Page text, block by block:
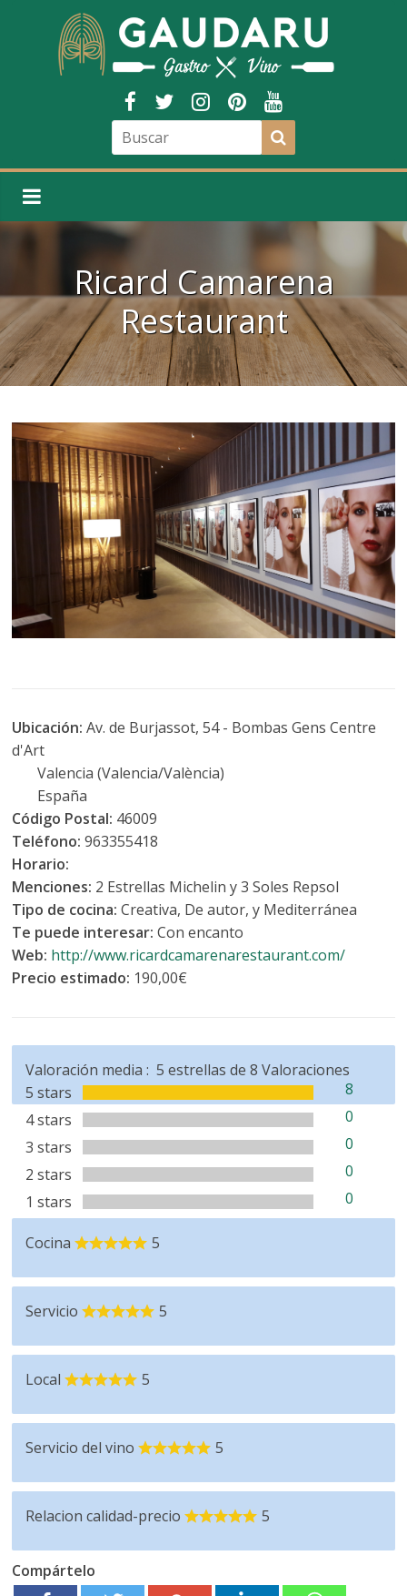
Ricard Camarena
Restaurant
Ubicación:Av. de Burjassot, 54 - Bombas Gens Centre
d'Art
Valencia (Valencia/València)
España
Código Postal: 46009
Teléfono:963355418
Horario:
Menciones: 2 Estrellas Michelin y 3 Soles Repsol
Tipo de cocina:Creativa, De autor, y Mediterránea
Te puede interesar:Con encanto
Web: http://www.ricardcamarenarestaurant.com/
Precio estimado: 190,00€
Valoración media :
5 stars
8
4 stars
0
3 stars
0
2 stars
0
1 stars
0
5 estrellas de8 Valoraciones
Cocina 5
Servicio 5
Local 5
Servicio del vino 5
Relacion calidad-precio 5
Compártelo